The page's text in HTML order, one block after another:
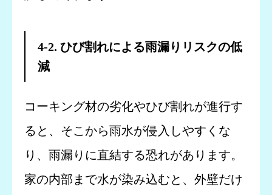
4-2. ひび割れによる雨漏りリスクの低
減
コーキング材の劣化やひび割れが進行す
ると、そこから雨水が侵入しやすくな
り、雨漏りに直結する恐れがあります。
家の内部まで水が染み込むと、外壁だけ